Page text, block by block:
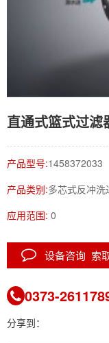
直通式篮式过滤
产品型号:1458372033
产品类别:多芯式反冲洗
应用范围: 0
设备咨询 索
0373-
分享到：